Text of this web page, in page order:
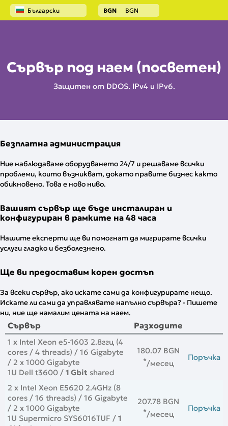
Български BGN BGN
Начало Посветен сървър
Сървър под наем (посветен)
Защитен от DDOS. IPv4 и IPv6.
Безплатна администрация
Ние наблюдаваме оборудването 24/7 и решаваме всички
проблеми, които възникват, докато правите бизнес както
обикновено. Това е ново ниво.
Вашият сървър ще бъде инсталиран и
конфигуриран в рамките на 48 часа
Нашите експерти ще ви помогнат да мигрирате всички
услуги гладко и безболезнено.
Ще ви предоставим корен достъп
За всеки сървър, ако искате сами да конфигурирате нещо.
Искате ли сами да управлявате напълно сървъра? - Пишете
ни, ние ще намалим цената на наем.
Сървър Разходите
1 x Intel Xeon e5-1603 2.8ггц (4
cores / 4 threads) / 16 Gigabyte
/ 2 x 1000 Gigabyte
1U Dell t3600 / 1 Gbit shared
180.07 BGN
*/месец
Поръчка
2 x Intel Xeon E5620 2.4GHz (8
cores / 16 threads) / 16 Gigabyte
/ 2 x 1000 Gigabyte
1U Supermicro SYS6016TUF / 1
207.78 BGN
*/месец
Поръчка